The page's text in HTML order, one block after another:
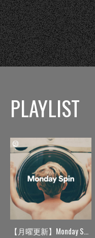
PLAYLIST
【月曜更新】Monday Spin